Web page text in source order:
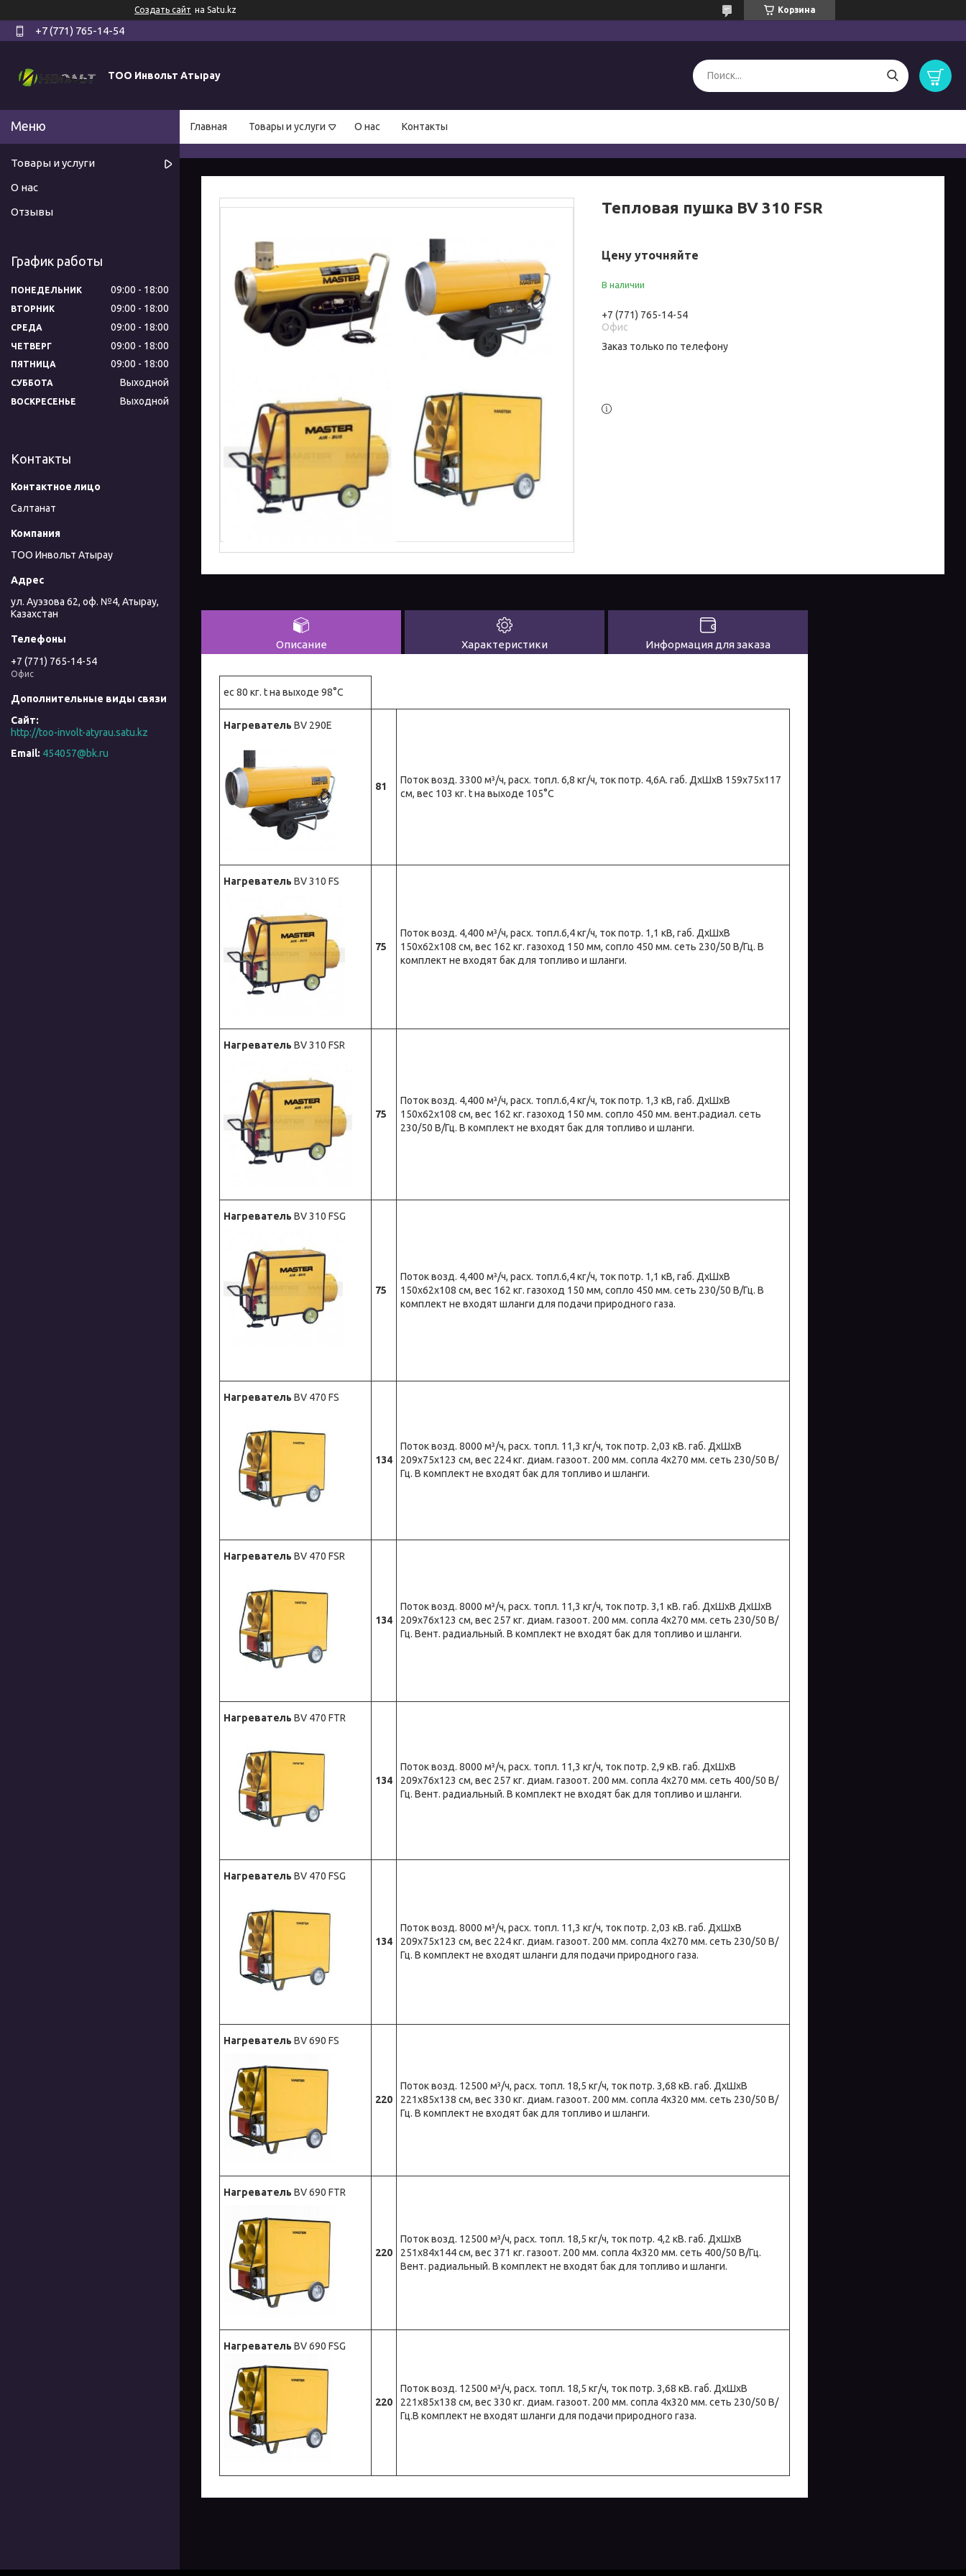
Создать сайт на Satu.kz Корзина
+7 (771) 765-14-54
ТОО Инвольт Атырау
Главная Товары и услуги О нас Контакты
Тепловая пушка BV 310 FSR
Цену уточняйте
В наличии
+7 (771) 765-14-54
Офис
Заказ только по телефону
Описание Характеристики Информация для заказа
ес 80 кг. t на выходе 98°C
Нагреватель BV 290E
81
Поток возд. 3300 м³/ч, расх. топл. 6,8 кг/ч, ток потр. 4,6А. габ. ДхШхВ 159х75х117
см, вес 103 кг. t на выходе 105°C
Нагреватель BV 310 FS
75
Поток возд. 4,400 м³/ч, расх. топл.6,4 кг/ч, ток потр. 1,1 кВ, габ. ДхШхВ
150x62х108 см, вес 162 кг. газоход 150 мм, сопло 450 мм. сеть 230/50 В/Гц. В
комплект не входят бак для топливо и шланги.
Нагреватель BV 310 FSR
75
Поток возд. 4,400 м³/ч, расх. топл.6,4 кг/ч, ток потр. 1,3 кВ, габ. ДхШхВ
150x62х108 см, вес 162 кг. газоход 150 мм. сопло 450 мм. вент.радиал. сеть
230/50 В/Гц. В комплект не входят бак для топливо и шланги.
Нагреватель BV 310 FSG
75
Поток возд. 4,400 м³/ч, расх. топл.6,4 кг/ч, ток потр. 1,1 кВ, габ. ДхШхВ
150x62х108 см, вес 162 кг. газоход 150 мм, сопло 450 мм. сеть 230/50 В/Гц. В
комплект не входят шланги для подачи природного газа.
Нагреватель BV 470 FS
134
Поток возд. 8000 м³/ч, расх. топл. 11,3 кг/ч, ток потр. 2,03 кВ. габ. ДхШхВ
209х75х123 см, вес 224 кг. диам. газоот. 200 мм. сопла 4х270 мм. сеть 230/50 В/
Гц. В комплект не входят бак для топливо и шланги.
Нагреватель BV 470 FSR
134
Поток возд. 8000 м³/ч, расх. топл. 11,3 кг/ч, ток потр. 3,1 кВ. габ. ДхШхВ ДхШхВ
209х76х123 см, вес 257 кг. диам. газоот. 200 мм. сопла 4х270 мм. сеть 230/50 В/
Гц. Вент. радиальный. В комплект не входят бак для топливо и шланги.
Нагреватель BV 470 FTR
134
Поток возд. 8000 м³/ч, расх. топл. 11,3 кг/ч, ток потр. 2,9 кВ. габ. ДхШхВ
209х76х123 см, вес 257 кг. диам. газоот. 200 мм. сопла 4х270 мм. сеть 400/50 В/
Гц. Вент. радиальный. В комплект не входят бак для топливо и шланги.
Нагреватель BV 470 FSG
134
Поток возд. 8000 м³/ч, расх. топл. 11,3 кг/ч, ток потр. 2,03 кВ. габ. ДхШхВ
209х75х123 см, вес 224 кг. диам. газоот. 200 мм. сопла 4х270 мм. сеть 230/50 В/
Гц. В комплект не входят шланги для подачи природного газа.
Нагреватель BV 690 FS
220
Поток возд. 12500 м³/ч, расх. топл. 18,5 кг/ч, ток потр. 3,68 кВ. габ. ДхШхВ
221х85х138 см, вес 330 кг. диам. газоот. 200 мм. сопла 4х320 мм. сеть 230/50 В/
Гц. В комплект не входят бак для топливо и шланги.
Нагреватель BV 690 FTR
220
Поток возд. 12500 м³/ч, расх. топл. 18,5 кг/ч, ток потр. 4,2 кВ. габ. ДхШхВ
251х84х144 см, вес 371 кг. газоот. 200 мм. сопла 4х320 мм. сеть 400/50 В/Гц.
Вент. радиальный. В комплект не входят бак для топливо и шланги.
Нагреватель BV 690 FSG
220
Поток возд. 12500 м³/ч, расх. топл. 18,5 кг/ч, ток потр. 3,68 кВ. габ. ДхШхВ
221х85х138 см, вес 330 кг. диам. газоот. 200 мм. сопла 4х320 мм. сеть 230/50 В/
Гц.В комплект не входят шланги для подачи природного газа.
Товары и услуги
О нас
Отзывы
График работы
ПОНЕДЕЛЬНИК 09:00 18:00
ВТОРНИК 09:00 18:00
СРЕДА 09:00 18:00
ЧЕТВЕРГ 09:00 18:00
ПЯТНИЦА 09:00 18:00
СУББОТА Выходной
ВОСКРЕСЕНЬЕ Выходной
Контакты
Салтанат
ТОО Инвольт Атырау
ул. Ауэзова 62, оф. №4, Атырау,
Казахстан
+7 (771) 765-14-54
Офис
http://too-involt-atyrau.satu.kz
454057@bk.ru